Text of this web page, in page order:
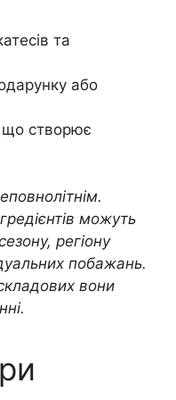
та
або
що створює
можуть
регіону
побажань.
вони